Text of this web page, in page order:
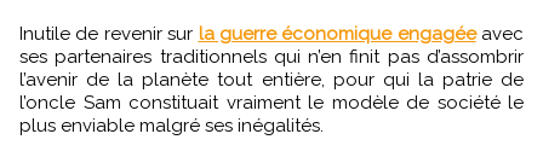
Inutile de revenir sur la guerre économique engagéeavec
ses partenaires traditionnels qui n’en finit pas d’assombrir
l’avenir de la planète tout entière, pour qui la patrie de
l’oncle Sam constituait vraiment le modèle de société le
plus enviable malgré ses inégalités.